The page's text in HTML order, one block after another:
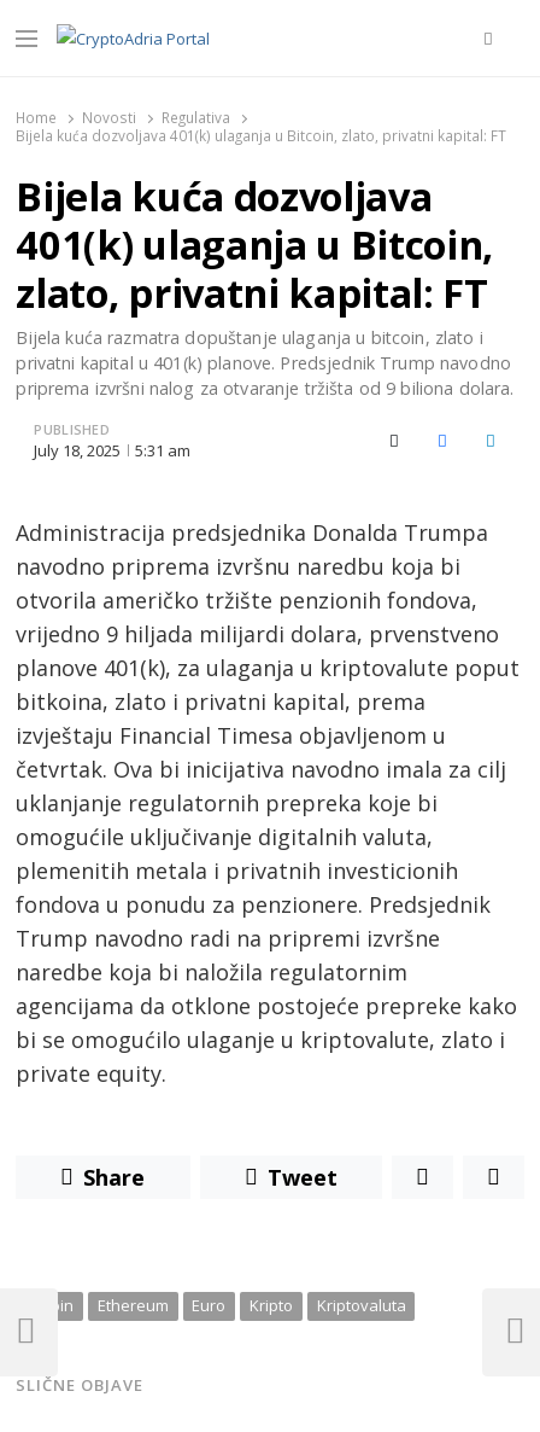
Menu
Home Novosti
Regulativa
Bijela kuća dozvoljava 401(k) ulaganja u Bitcoin, zlato, privatni kapital: FT
Bijela kuća dozvoljava
401(k) ulaganja u Bitcoin,
zlato, privatni kapital: FT
Bijela kuća razmatra dopuštanje ulaganja u bitcoin, zlato i
privatni kapital u 401(k) planove. Predsjednik Trump navodno
priprema izvršni nalog za otvaranje tržišta od 9 biliona dolara.
PUBLISHED
July 18, 2025 5:31 am X (Twitter)Facebook
Administracija predsjednika Donalda Trumpa
navodno priprema izvršnu naredbu koja bi
otvorila američko tržište penzionih fondova,
vrijedno 9 hiljada milijardi dolara, prvenstveno
planove 401(k), za ulaganja u kriptovalute poput
bitkoina, zlato i privatni kapital, prema
izvještaju Financial Timesa objavljenom u
četvrtak. Ova bi inicijativa navodno imala za cilj
uklanjanje regulatornih prepreka koje bi
omogućile uključivanje digitalnih valuta,
plemenitih metala i privatnih investicionih
fondova u ponudu za penzionere. Predsjednik
Trump navodno radi na pripremi izvršne
naredbe koja bi naložila regulatornim
agencijama da otklone postojeće prepreke kako
bi se omogućilo ulaganje u kriptovalute, zlato i
private equity.
Share Tweet
Bitcoin Ethereum Euro Kripto Kriptovaluta
SLIČNE OBJAVE
Post
navigation
Previous
Next